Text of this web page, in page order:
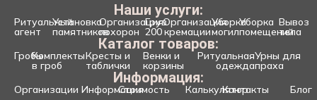
Наши услуги:
Ритуальный
агент
Установка
памятников
Организация
похорон
Груз
200
Организация
кремации
Уборка
могил
Уборка
помещений
Вывоз
тела
Каталог товаров:
ГробыКомплекты
в гроб
Кресты и
таблички
Венки и
корзины
Ритуальная
одежда
Урны для
праха
Информация:
Организации ИнформацияСтоимость Калькулятор
Контакты Блог